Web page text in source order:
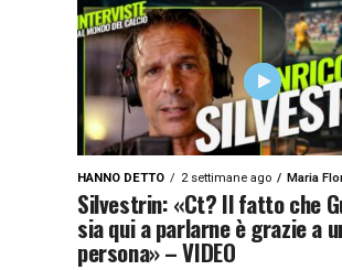
HANNO DETTO 2 settimane ago Maria
Silvestrin: «Ct? Il fatto che
sia qui a parlarne è grazie a
persona» – VIDEO